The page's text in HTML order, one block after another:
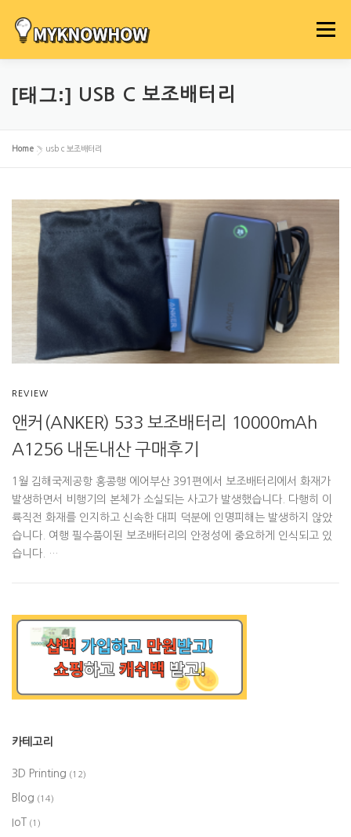
로
메뉴
[태그:] USB C 보조배터리
Home » usb c 보조배터리
REVIEW
앤커(ANKER) 533 보조배터리 10000mAh
A1256 내돈내산 구매후기
1월 김해국제공항 홍콩행 에어부산 391편에서 보조배터리에서 화재가
발생하면서 비행기의 본체가 소실되는 사고가 발생했습니다. 다행히 이
륙직전 화재를 인지하고 신속한 대피 덕분에 인명피해는 발생하지 않았
습니다. 여행 필수품이된 보조배터리의 안정성에 중요하게 인식되고 있
습니다. …
카테고리
3D Printing (12)
Blog (14)
IoT (1)